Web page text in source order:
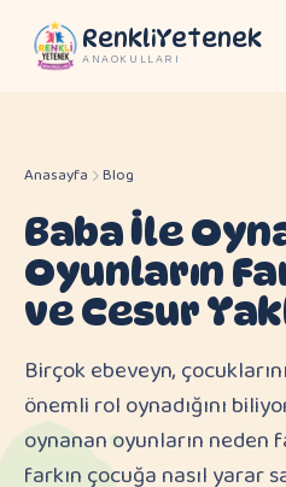
RenkliYetenek
ANAOKULLARI
Anasayfa Blog
Baba İle
Oyunların
ve Cesur
Birçok ebeveyn,
önemli rol oynadığını
oynanan oyunların neden
farkın çocuğa nasıl yarar